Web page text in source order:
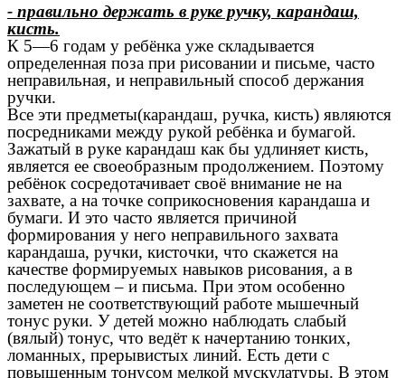
- правильно держать в руке ручку, карандаш,
кисть.
К 5—6 годам у ребёнка уже складывается
определенная поза при рисовании и письме, часто
неправильная, и неправильный способ держания
ручки.
Все эти предметы(карандаш, ручка, кисть) являются
посредниками между рукой ребёнка и бумагой.
Зажатый в руке карандаш как бы удлиняет кисть,
является ее своеобразным продолжением. Поэтому
ребёнок сосредотачивает своё внимание не на
захвате, а на точке соприкосновения карандаша и
бумаги. И это часто является причиной
формирования у него неправильного захвата
карандаша, ручки, кисточки, что скажется на
качестве формируемых навыков рисования, а в
последующем – и письма. При этом особенно
заметен не соответствующий работе мышечный
тонус руки. У детей можно наблюдать слабый
(вялый) тонус, что ведёт к начертанию тонких,
ломанных, прерывистых линий. Есть дети с
повышенным тонусом мелкой мускулатуры. В этом